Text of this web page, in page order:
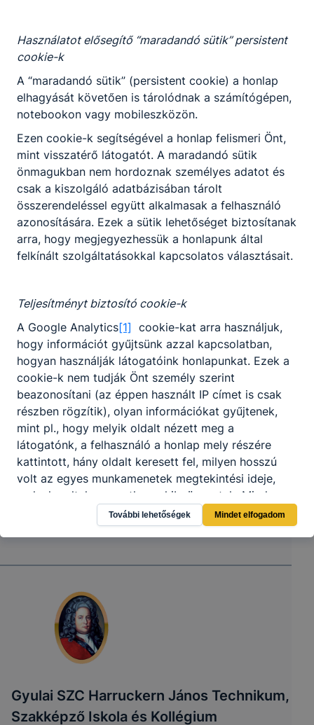
Partnereink
Gyulai SZC Harruckern János Technikum,
Szakképző Iskola és Kollégium
Használatot elősegítő “maradandó sütik” persistent
cookie-k
A “maradandó sütik” (persistent cookie) a honlap
elhagyását követően is tárolódnak a számítógépen,
notebookon vagy mobileszközön.
Ezen cookie-k segítségével a honlap felismeri Önt,
mint visszatérő látogatót. A maradandó sütik
önmagukban nem hordoznak személyes adatot és
csak a kiszolgáló adatbázisában tárolt
összerendeléssel együtt alkalmasak a felhasználó
azonosítására. Ezek a sütik lehetőséget biztosítanak
arra, hogy megjegyezhessük a honlapunk által
felkínált szolgáltatásokkal kapcsolatos választásait.
Teljesítményt biztosító cookie-k
A Google Analytics[1] cookie-kat arra használjuk,
hogy információt gyűjtsünk azzal kapcsolatban,
hogyan használják látogatóink honlapunkat. Ezek a
cookie-k nem tudják Önt személy szerint
beazonosítani (az éppen használt IP címet is csak
részben rögzítik), olyan információkat gyűjtenek,
mint pl., hogy melyik oldalt nézett meg a
látogatónk, a felhasználó a honlap mely részére
kattintott, hány oldalt keresett fel, milyen hosszú
volt az egyes munkamenetek megtekintési ideje,
melyek voltak az esetleges hibaüzenetek. Mindez
honlapunk fejlesztése, valamint a felhasználók
számára biztosított élmények javítása céljából
Hogyan ellenőrizheti és hogyan tudja kikapcsolni a
cookie-kat?
k beállításának a változtatását. A legtöbb böngésző
alapértelmezettként automatikusan elfogadja a
További lehetőségek Mindet elfogadom